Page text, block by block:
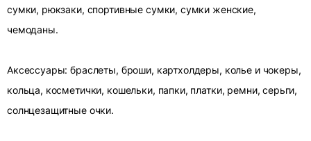
сумки, рюкзаки, спортивные сумки, сумки женские,
чемоданы.
Аксессуары: браслеты, броши, картхолдеры, колье и чокеры,
кольца, косметички, кошельки, папки, платки, ремни, серьги,
солнцезащитные очки.